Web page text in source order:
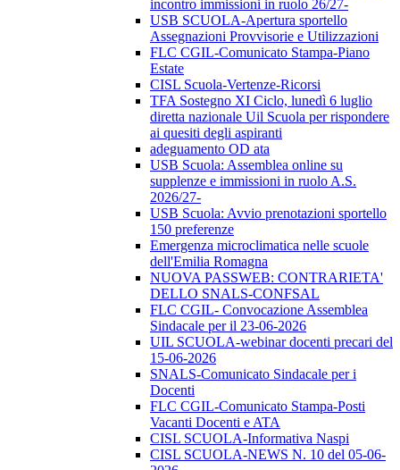
incontro immissioni in ruolo 26/27-
USB SCUOLA-Apertura sportello
Assegnazioni Provvisorie e Utilizzazioni
FLC CGIL-Comunicato Stampa-Piano
Estate
CISL Scuola-Vertenze-Ricorsi
TFA Sostegno XI Ciclo, lunedì 6 luglio
diretta nazionale Uil Scuola per rispondere
ai quesiti degli aspiranti
adeguamento OD ata
USB Scuola: Assemblea online su
supplenze e immissioni in ruolo A.S.
2026/27-
USB Scuola: Avvio prenotazioni sportello
150 preferenze
Emergenza microclimatica nelle scuole
dell'Emilia Romagna
NUOVA PASSWEB: CONTRARIETA'
DELLO SNALS-CONFSAL
FLC CGIL- Convocazione Assemblea
Sindacale per il 23-06-2026
UIL SCUOLA-webinar docenti precari del
15-06-2026
SNALS-Comunicato Sindacale per i
Docenti
FLC CGIL-Comunicato Stampa-Posti
Vacanti Docenti e ATA
CISL SCUOLA-Informativa Naspi
CISL SCUOLA-NEWS N. 10 del 05-06-